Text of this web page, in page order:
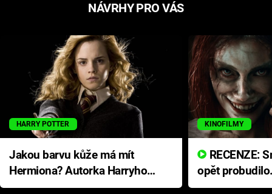
NÁVRHY PRO VÁS
HARRY POTTER
Jakou barvu kůže má mít
Hermiona? Autorka Harryho
Pottera přišla s ráznou
KINOFILMY
opět
přichází s